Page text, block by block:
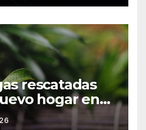
rescatadas
hogar en